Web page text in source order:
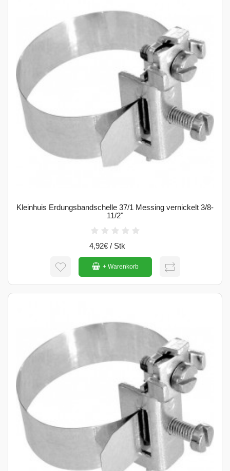
Kleinhuis Erdungsbandschelle 37/1 Messing vernickelt 3/8-
11/2"
4,92€ / Stk
+ Warenkorb